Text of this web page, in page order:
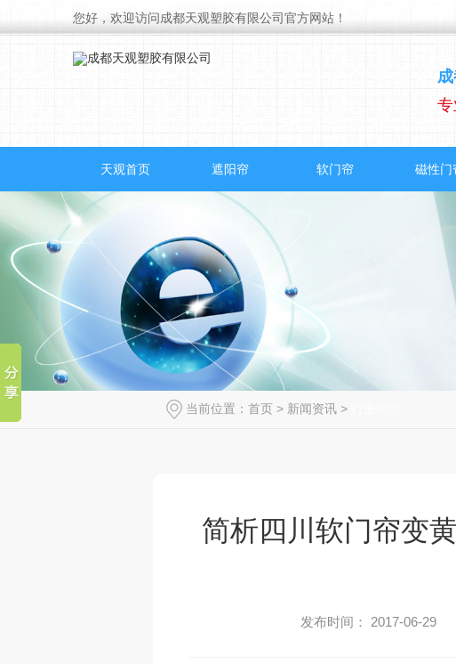
您好，欢迎访问成都天观塑胶有限公司官方网站！
天观首页 遮阳帘 软门帘 磁性门
当前位置： 首页 > 新闻资讯 >
简析四川软门帘变
发布时间： 2017-06-29